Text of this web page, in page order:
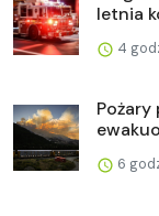
letnia
4
6